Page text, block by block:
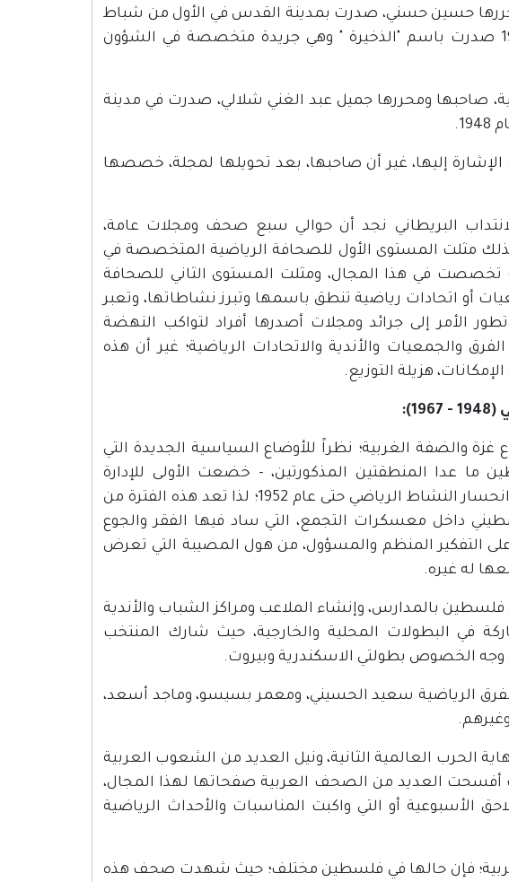
حسين حسني، صدرت بمدينة القدس في الأول من شباط
1946 باسم جريدة "النيل" وفي 19 من حزيران 1946 صدرت باسم "الذخيرة " وهي جريدة متخصصة في الشؤون
صاحبها ومحررها جميل عبد الغني شلالي، صدرت في مدينة
إليها، غير أن صاحبها، بعد تحويلها لمجلة، خصصها
البريطاني نجد أن حوالي سبع صحف ومجلات عامة،
مثلت المستوى الأول للصحافة الرياضية المتخصصة في
في هذا المجال، ومثلت المستوى الثاني للصحافة
أو اتحادات رياضية تنطق باسمها وتبرز نشاطاتها، وتعبر
الأمر إلى جرائد ومجلات أصدرها أفراد لتواكب النهضة
والجمعيات والأندية والاتحادات الرياضية؛ غير أن هذه
هزيلة التوزيع.
في قطاع غزة والضفة الغربية؛ نظراً للأوضاع السياسية الجديدة التي
عدا المنطقتين المذكورتين، - خضعت الأولى للإدارة
المصرية والثانية للحكومة الأردنية - وهو ما أدى إلى انحسار النشاط الرياضي حتى عام 1952؛ لذا تعد هذه الفترة من
داخل معسكرات التجمع، التي ساد فيها الفقر والجوع
التفكير المنظم والمسؤول، من هول المصيبة التي تعرض
له غيره.
تبرز في فلسطين بالمدارس، وإنشاء الملاعب ومراكز الشباب والأندية
في البطولات المحلية والخارجية، حيث شارك المنتخب
وجه الخصوص بطولتي الاسكندرية وبيروت.
الرياضية سعيد الحسيني، ومعمر بسيسو، وماجد أسعد،
الحرب العالمية الثانية، ونيل العديد من الشعوب العربية
أفسحت العديد من الصحف العربية صفحاتها لهذا المجال،
الأسبوعية أو التي واكبت المناسبات والأحداث الرياضية
العربية؛ فإن حالها في فلسطين مختلف؛ حيث شهدت صحف هذه